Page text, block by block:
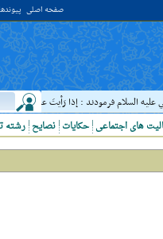
صفحه اصلی
السلام فرمودند : إذا رَأيتَ عالِما فَکُن لَهُ
نصایح حکایات های اجتماعی